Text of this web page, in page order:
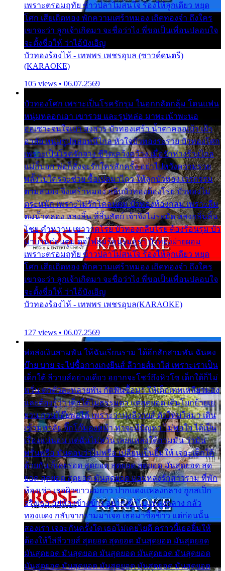
เพราะตรอมฤทัย ข้าวปลาไม่สนใจ ร้องไห้ลูกเดียว หยุด
โศก เสียเถิดทอง พักความเศร้าหมอง เถิดทองจ๋า ถึงใคร
เขาจะว่า ลูกเจ้าเกิดมา จะชื่อว่าไง พี่ขอเป็นเพื่อนปลอบใจ
จะตั้งชื่อให้ ว่าไอ้บังเอิญ
บัวทองร้องไห้ - เทพพร เพชรอุบล (ซาวด์ดนตรี)
(KARAOKE)
105 views • 06.07.2569
บัวทองโศก เพราะเป็นโรครักรุม ในอกกลัดกลุ้ม โดนแฟน
หนุ่มหลอกเอา เขารวย และรูปหล่อ มาพะเน้าพะนอ
ออเซาะจนใจเบา สงสาร บัวทองเศร้า น้ำตาคลอเบ้า เฝ้า
อาลัย หนุ่มรูปหล่อหนีไกล หัวใจบัวทองระรวย บัวทองโศก
เพราะเป็นโรครักจาง ชีวิตเคว้งคว้าง เมื่อรักห่างร้างไกล
แม่ก็บอก พ่อก็สั่งจะรักใครสักครั้ง อย่าไปหวังความรวย
พลั้งไปใครจะช่วย ซื้อเปลมาไกว ให้ลูกบัวทอง เวรกรรม
ตามสนอง จึงเศร้าหมอง กลีบบัวทองต้องโรย บัวทองไม่
ตระหนัก เพราะไม่รักโคลนตม บัวทองท้องกลม เพราะลืม
ตมน้ำคลอง หลงลิ้น ที่สิ้นสัตย์ เจ้าจึงไม่ระมัด หลงกลิ่นลิ้น
โชย คำหวาน เขาวาดโรย บัวทองกลีบโรย ต้องร้อนรุม บัว
มาบานก่อนตูม ดุจไฟสุมร้อนรุมอุรา บัวทองผ่ายผอม
เพราะตรอมฤทัย ข้าวปลาไม่สนใจ ร้องไห้ลูกเดียว หยุด
โศก เสียเถิดทอง พักความเศร้าหมอง เถิดทองจ๋า ถึงใคร
เขาจะว่า ลูกเจ้าเกิดมา จะชื่อว่าไง พี่ขอเป็นเพื่อนปลอบใจ
จะตั้งชื่อให้ ว่าไอ้บังเอิญ
บัวทองร้องไห้ - เทพพร เพชรอุบล(KARAOKE)
127 views • 06.07.2569
พ่อส่งเงินสามพัน ให้ฉันเรียนราม ได้อีกสักสามพัน ฉันคง
บ๊าย บาย จะไปซื้อกางเกงยีนส์ ลีวายส์มาใส่ เพราะเราเป็น
เด็กใต้ ลีวายส์อย่างเดียว อยากจะโชว์ถึงหิวโซ เด็กใต้ก็ไม่
หวั่น ตกตัวละหลายพัน กัดฟันซื้อมา ให้เด็กเทพเหลียวมอง
และต้องรู้ว่า เด็กใต้ไม่ธรรมดา แต่สุดยอด เดินโยกย้ายเย
ยวน กวนโอ๊ยพอได้ เพราะว่านุ่งลีวายส์ ตัวใหม่ใส่มา เดิน
เข้ามหาลัย จิ๊กโก๊มองหน้า ท่าจะมีปัญหา ไม่พอใจ ได้เป็น
เรื่องแน่นอน แต่ฉันไม่หวั่น เลยแหลงใต้ถามมัน ว่ามัน
พรั่นพรือ มันตอบว่าไม่พรื่อ เปลี่ยนเป็นยิ้มให้ เจอะเด็กใต้
ด้วยกัน ก็เลยรอด สุดยอด สุดยอด สุดยอด มันสุดยอด สุด
ยอด สุดยอด สุดยอด มันสุดยอด แอบหลงรักสาวราม ที่พัก
ห้องเช่า เธอผิวขาวผมยาว ปากแดงแหลงกลาง ถูกสเป็ก
จริงเธอ อยู่ห้องข้างข้าง อยากเข้าไปแหลงกลาง กลัว
ทองแดง กลับจากรามมาเจอ เธอมาซื้อข้าว แต่ก่อนนั้น
สองเรา เจอะกันครั้งใด เธอไม่เคยไยดี คราวนี้เธอยิ้มให้
ต้องให้ใส่ลีวายส์ สุดยอด สุดยอด มันสุดยอด มันสุดยอด
มันสุดยอด มันสุดยอด มันสุดยอด มันสุดยอด มันสุดยอด
มันสุดยอด มันสุดยอด มันสุดยอด มันสุดยอด มันสุดยอด